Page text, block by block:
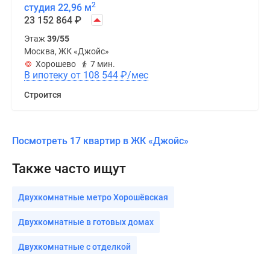
студия 22,96 м2
23 152 864 ₽
Этаж39/55
Москва, ЖК «Джойс»
Хорошево
7 мин.
В ипотеку от 108 544 ₽/мес
Строится
Посмотреть 17 квартир в ЖК «Джойс»
Также часто ищут
Двухкомнатные метро Хорошёвская
Двухкомнатные в готовых домах
Двухкомнатные с отделкой